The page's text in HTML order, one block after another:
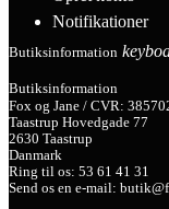
Notifikationer
Butiksinformation
Butiksinformation
Fox og Jane / CVR:
Taastrup Hovedgade 77
2630 Taastrup
Danmark
Ring til os: 53 61 41 31
Send os en e-mail: